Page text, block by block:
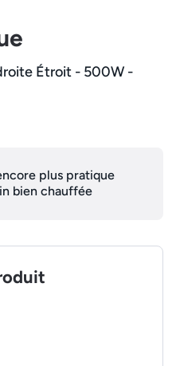
Étroit - 500W -
plus pratique
bien chauffée